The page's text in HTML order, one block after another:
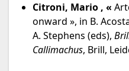
Citroni, Mario , «
onward », in B.
A. Stephens (eds),
Callimachus, Brill,